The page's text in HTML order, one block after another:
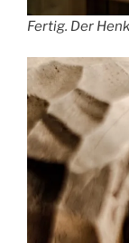
Fertig. Der